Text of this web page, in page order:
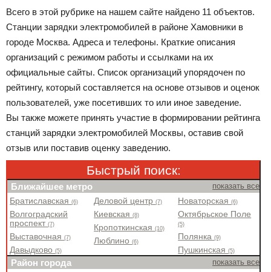
Всего в этой рубрике на нашем сайте найдено 11 объектов.
Станции зарядки электромобилей в районе Хамовники в
городе Москва. Адреса и телефоны. Краткие описания
организаций с режимом работы и ссылками на их
официальные сайты. Список организаций упорядочен по
рейтингу, который составляется на основе отзывов и оценок
пользователей, уже посетивших то или иное заведение.
Вы также можете принять участие в формировании рейтинга
станций зарядки электромобилей Москвы, оставив свой
отзыв или поставив оценку заведению.
Быстрый поиск:
Ближайшее метро показать все
Братиславская(6)
Волгоградский
проспект(7)
Выставочная(7)
Давыдково(5)
Деловой центр(7)
Киевская(8)
Кропоткинская(10)
Люблино(6)
Новаторская(6)
Октябрьское Поле
(5)
Полянка(9)
Пушкинская(5)
Район города показать все